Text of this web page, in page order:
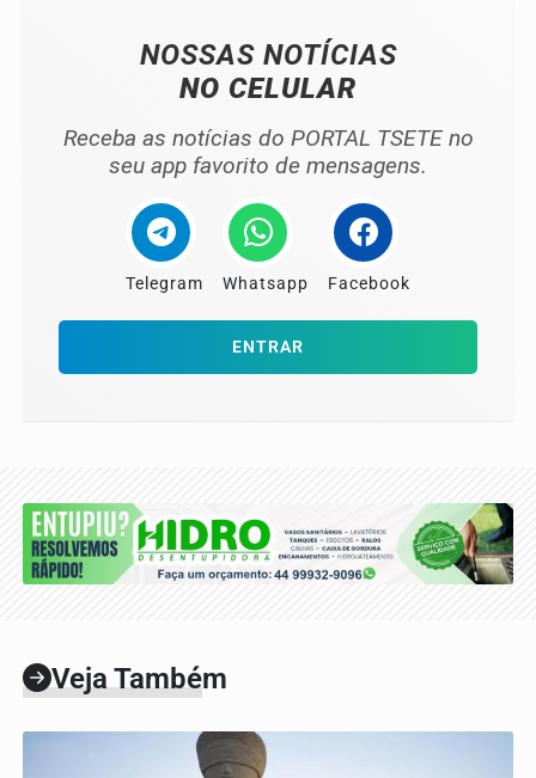
NOSSAS NOTÍCIAS
NO CELULAR
Receba as notícias do PORTAL TSETE no
seu app favorito de mensagens.
Telegram Whatsapp Facebook
ENTRAR
Veja Também